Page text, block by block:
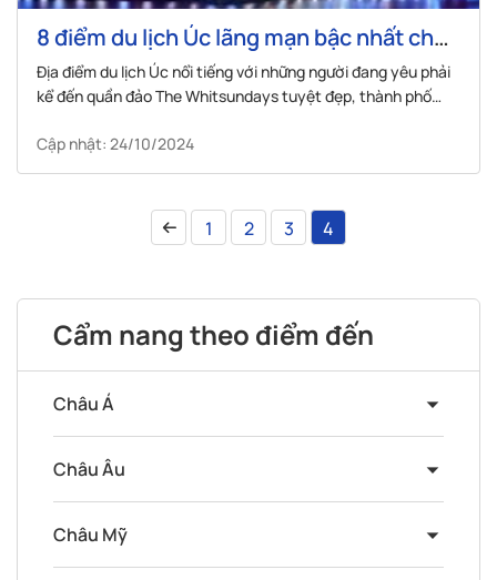
8 điểm du lịch Úc lãng mạn bậc nhất cho
đôi lứa
Địa điểm du lịch Úc nổi tiếng với những người đang yêu phải
kể đến quần đảo The Whitsundays tuyệt đẹp, thành phố
Cập nhật: 24/10/2024
1 2 3 4
Cẩm nang theo điểm đến
Châu Á
Châu Âu
Châu Mỹ